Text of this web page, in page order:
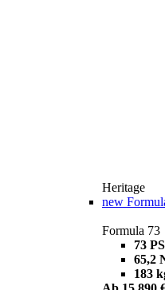
Heritage
new
Formula 73
73 PS
65,2
183